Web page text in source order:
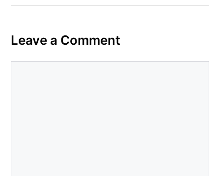
Leave a Comment